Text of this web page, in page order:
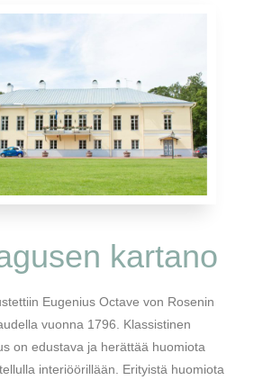
kartano
Eugenius Octave von Rosenin
vuonna 1796. Klassistinen
on edustava ja herättää huomiota
interiöörillään. Erityistä huomiota